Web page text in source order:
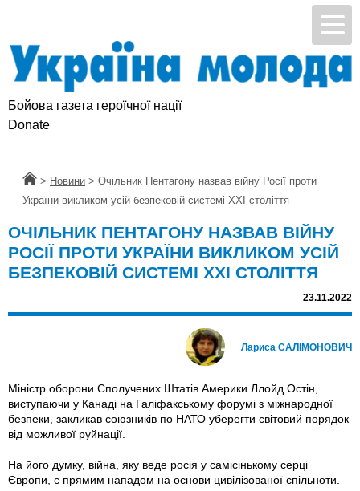
Бойова газета героїчної нації
Donate
Головна
> Новини > Очільник Пентагону назвав війну Росії проти
України викликом усій безпековій системі XXI століття
ОЧІЛЬНИК ПЕНТАГОНУ НАЗВАВ ВІЙНУ
РОСІЇ ПРОТИ УКРАЇНИ ВИКЛИКОМ УСІЙ
БЕЗПЕКОВІЙ СИСТЕМІ XXI СТОЛІТТЯ
23.11.2022
Лариса САЛІМОНОВИЧ
Міністр оборони Сполучених Штатів Америки Ллойд Остін,
виступаючи у Канаді на Галіфакському форумі з міжнародної
безпеки, закликав союзників по НАТО уберегти світовий порядок
від можливої руйнації.
На його думку, війна, яку веде росія у самісінькому серці
Європи, є прямим нападом на основи цивілізованої спільноти.